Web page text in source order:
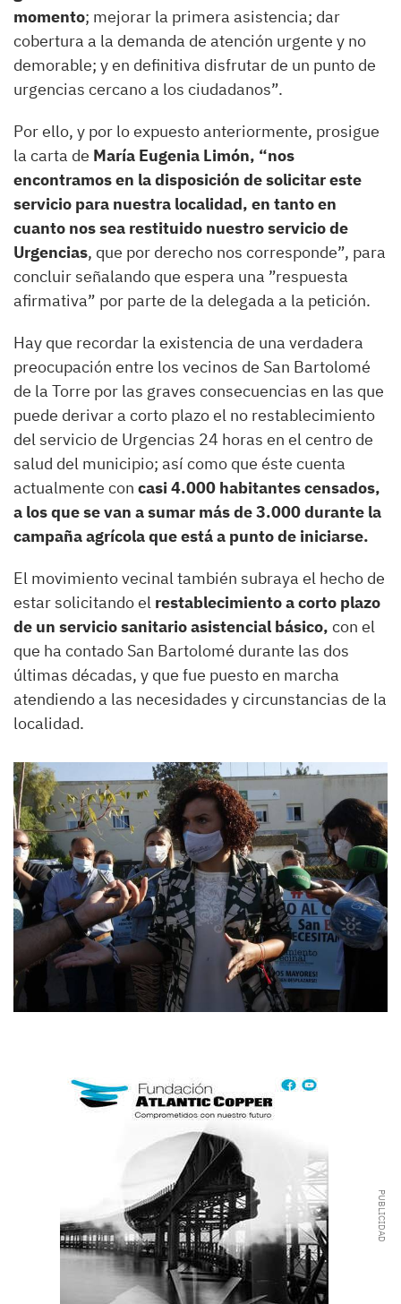
momento; mejorar la primera asistencia; dar
cobertura a la demanda de atención urgente y no
demorable; y en definitiva disfrutar de un punto de
urgencias cercano a los ciudadanos”.
Por ello, y por lo expuesto anteriormente, prosigue
la carta de María Eugenia Limón, “nos
encontramos en la disposición de solicitar este
servicio para nuestra localidad, en tanto en
cuanto nos sea restituido nuestro servicio de
Urgencias, que por derecho nos corresponde”, para
concluir señalando que espera una ”respuesta
afirmativa” por parte de la delegada a la petición.
Hay que recordar la existencia de una verdadera
preocupación entre los vecinos de San Bartolomé
de la Torre por las graves consecuencias en las que
puede derivar a corto plazo el no restablecimiento
del servicio de Urgencias 24 horas en el centro de
salud del municipio; así como que éste cuenta
actualmente con casi 4.000 habitantes censados,
a los que se van a sumar más de 3.000 durante la
campaña agrícola que está a punto de iniciarse.
El movimiento vecinal también subraya el hecho de
estar solicitando el restablecimiento a corto plazo
de un servicio sanitario asistencial básico, con el
que ha contado San Bartolomé durante las dos
últimas décadas, y que fue puesto en marcha
atendiendo a las necesidades y circunstancias de la
localidad.